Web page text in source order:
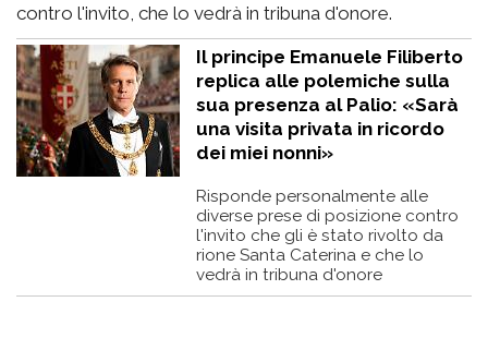
contro l'invito, che lo vedrà in tribuna d'onore.
Il principe Emanuele Filiberto
replica alle polemiche sulla
sua presenza al Palio: «Sarà
una visita privata in ricordo
dei miei nonni»
Risponde personalmente alle
diverse prese di posizione contro
l'invito che gli è stato rivolto da
rione Santa Caterina e che lo
vedrà in tribuna d'onore